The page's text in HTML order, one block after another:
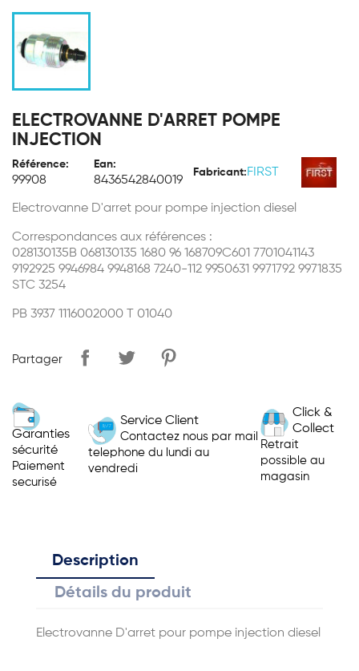
ELECTROVANNE D'ARRET POMPE
INJECTION
Référence:
99908
Ean:
8436542840019
Fabricant: FIRST
Electrovanne D'arret pour pompe injection diesel
Correspondances aux références :
028130135B 068130135 1680 96 168709C601 7701041143
9192925 9946984 9948168 7240-112 9950631 9971792 9971835
STC 3254
PB 3937 1116002000 T 01040
Partager
Garanties
sécurité
Paiement
securisé
Service Client
Contactez nous par mail
telephone du lundi au
vendredi
Click &
Collect
Retrait
possible au
magasin
Description
Détails du produit
Electrovanne D'arret pour pompe injection diesel